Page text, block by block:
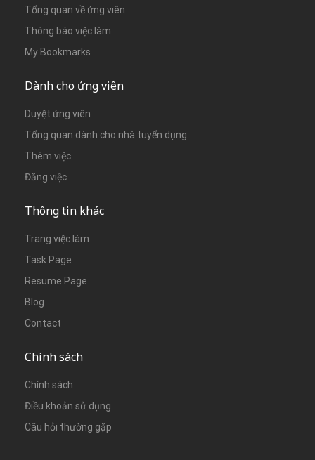
Tổng quan về ứng viên
Thông báo việc làm
My Bookmarks
Dành cho ứng viên
Duyệt ứng viên
Tổng quan dành cho nhà tuyển dụng
Thêm việc
Đăng việc
Thông tin khác
Trang việc làm
Task Page
Resume Page
Blog
Contact
Chính sách
Chính sách
Điều khoản sử dụng
Câu hỏi thường gặp